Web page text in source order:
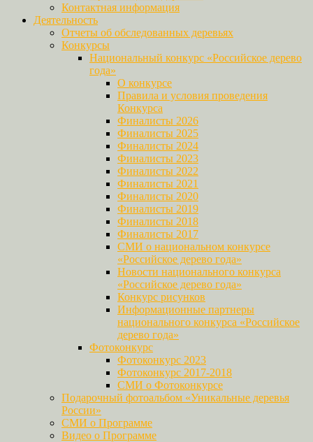
Контактная информация
Деятельность
Отчеты об обследованных деревьях
Конкурсы
Национальный конкурс «Российское дерево
года»
О конкурсе
Правила и условия проведения
Конкурса
Финалисты 2026
Финалисты 2025
Финалисты 2024
Финалисты 2023
Финалисты 2022
Финалисты 2021
Финалисты 2020
Финалисты 2019
Финалисты 2018
Финалисты 2017
СМИ о национальном конкурсе
«Российское дерево года»
Новости национального конкурса
«Российское дерево года»
Конкурс рисунков
Информационные партнеры
национального конкурса «Российское
дерево года»
Фотоконкурс
Фотоконкурс 2023
Фотоконкурс 2017-2018
СМИ о Фотоконкурсе
Подарочный фотоальбом «Уникальные деревья
России»
СМИ о Программе
Видео о Программе